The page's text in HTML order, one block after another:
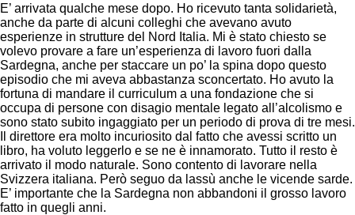
E’ arrivata qualche mese dopo. Ho ricevuto tanta solidarietà,
anche da parte di alcuni colleghi che avevano avuto
esperienze in strutture del Nord Italia. Mi è stato chiesto se
volevo provare a fare un’esperienza di lavoro fuori dalla
Sardegna, anche per staccare un po’ la spina dopo questo
episodio che mi aveva abbastanza sconcertato. Ho avuto la
fortuna di mandare il curriculum a una fondazione che si
occupa di persone con disagio mentale legato all’alcolismo e
sono stato subito ingaggiato per un periodo di prova di tre mesi.
Il direttore era molto incuriosito dal fatto che avessi scritto un
libro, ha voluto leggerlo e se ne è innamorato. Tutto il resto è
arrivato il modo naturale. Sono contento di lavorare nella
Svizzera italiana. Però seguo da lassù anche le vicende sarde.
E’ importante che la Sardegna non abbandoni il grosso lavoro
fatto in quegli anni.